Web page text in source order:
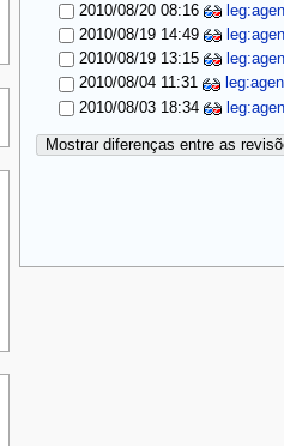
2010/08/20 08:16
2010/08/19 14:49
2010/08/19 13:15
2010/08/04 11:31
2010/08/03 18:34
Mostrar diferenças entre as